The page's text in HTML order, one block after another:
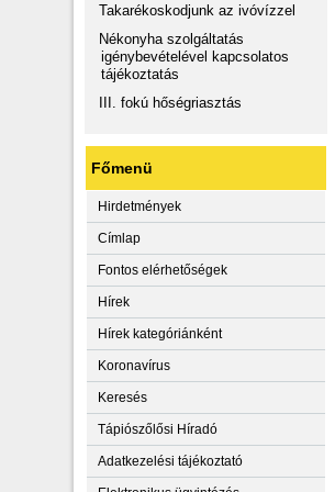
Takarékoskodjunk az ivóvízzel
Nékonyha szolgáltatás
igénybevételével kapcsolatos
tájékoztatás
III. fokú hőségriasztás
Főmenü
Hirdetmények
Címlap
Fontos elérhetőségek
Hírek
Hírek kategóriánként
Koronavírus
Keresés
Tápiószőlősi Híradó
Adatkezelési tájékoztató